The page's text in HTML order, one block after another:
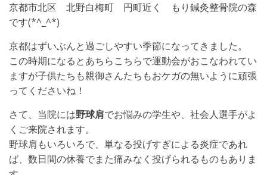
京都市北区 北野白梅町 円町近く もり鍼灸整骨院の森
です(*^_^*)
京都はずいぶんと過ごしやすい季節になってきました。
この時期になるとあちらこちらで運動会がおこなわれてい
ますが子供たちも親御さんたちもおケガの無いように頑張
ってくださいね！
さて、当院には野球肩でお悩みの学生や、社会人選手がよ
くご来院されます。
野球肩もいろいろで、単なる投げすぎによる炎症であれ
ば、数日間の休養でまた痛みなく投げられるものもありま